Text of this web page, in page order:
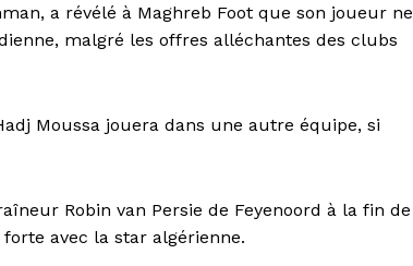
a révélé à Maghreb Foot que son joueur ne
malgré les offres alléchantes des clubs
Moussa jouera dans une autre équipe, si
Robin van Persie de Feyenoord à la fin de
avec la star algérienne.